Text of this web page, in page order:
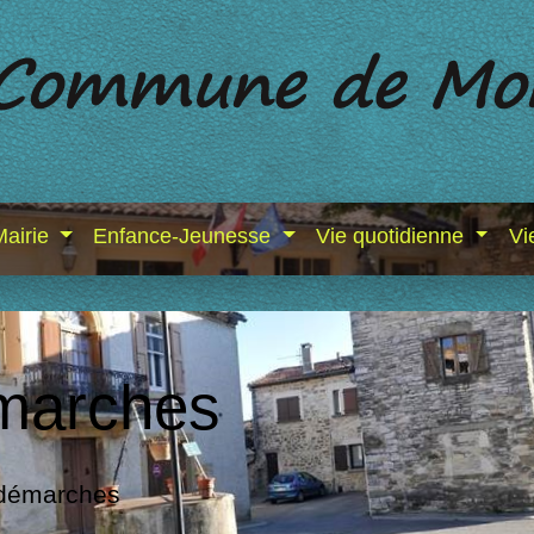
Enfance-Jeunesse Vie quotidienne